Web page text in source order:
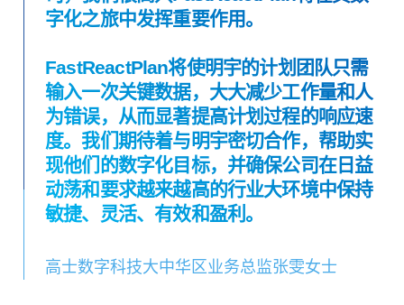
字化之旅中发挥重要作用。
FastReactPlan将使明宇的计划团队只需
输入一次关键数据，大大减少工作量和人
为错误，从而显著提高计划过程的响应速
度。我们期待着与明宇密切合作，帮助实
现他们的数字化目标，并确保公司在日益
动荡和要求越来越高的行业大环境中保持
敏捷、灵活、有效和盈利。
高士数字科技大中华区业务总监张雯女士